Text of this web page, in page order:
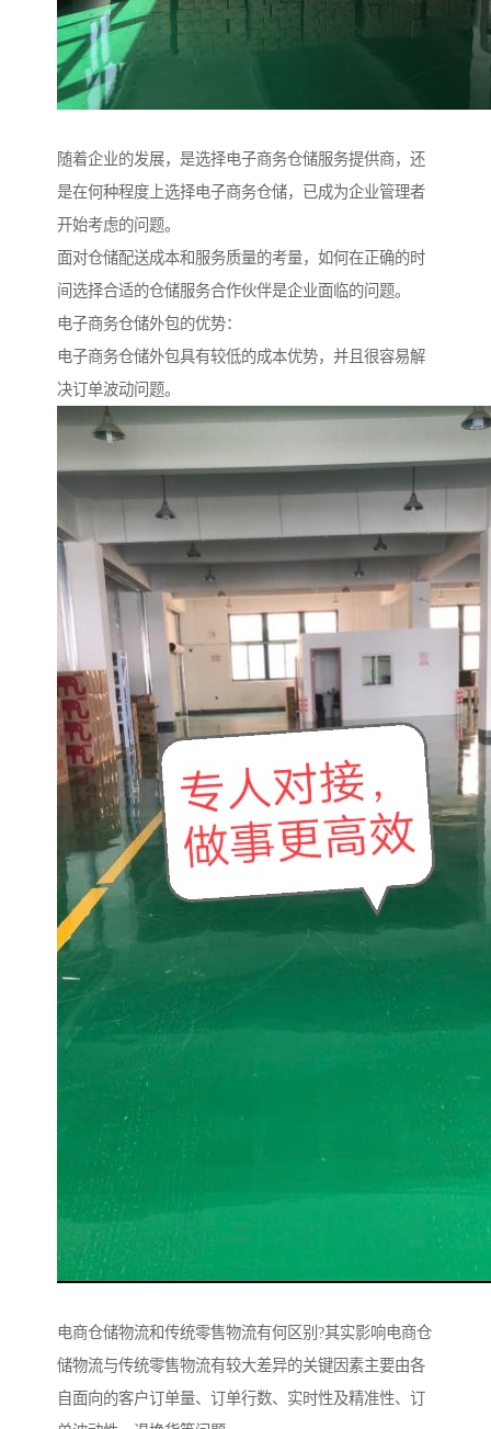
随着企业的发展，是选择电子商务仓储服务提供商，还
是在何种程度上选择电子商务仓储，已成为企业管理者
开始考虑的问题。
面对仓储配送成本和服务质量的考量，如何在正确的时
间选择合适的仓储服务合作伙伴是企业面临的问题。
电子商务仓储外包的优势：
电子商务仓储外包具有较低的成本优势，并且很容易解
决订单波动问题。
电商仓储物流和传统零售物流有何区别?其实影响电商仓
储物流与传统零售物流有较大差异的关键因素主要由各
自面向的客户订单量、订单行数、实时性及精准性、订